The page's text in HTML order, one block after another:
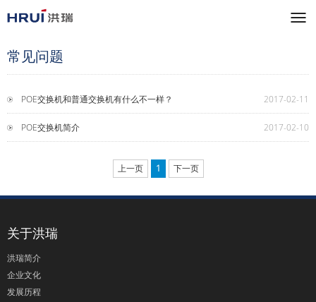
常见问题
2017-02-11
POE交换机和普通交换机有什么不一样？
2017-02-10
POE交换机简介
上一页 1 下一页
关于洪瑞
洪瑞简介
企业文化
发展历程